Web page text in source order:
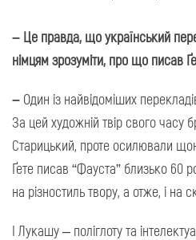
– Це правда, що український
німцям зрозуміти, про що писав
– Один із найвідоміших
За цей художній твір свого часу
Старицький, проте осилювали
Ґете писав “Фауста” близько 60
на різностиль твору, а отже, і на
І Лукашу – поліглоту та